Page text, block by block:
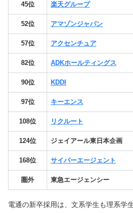
45位 楽天グループ
52位 アマゾンジャパン
57位 アクセンチュア
82位 ADKホールティングス
90位 KDDI
97位 キーエンス
108位 リクルート
124位 ジェイアール東日本企画
168位 サイバーエージェント
圏外 東急エージェンシー
電通の新卒採用は、文系学生も理系学